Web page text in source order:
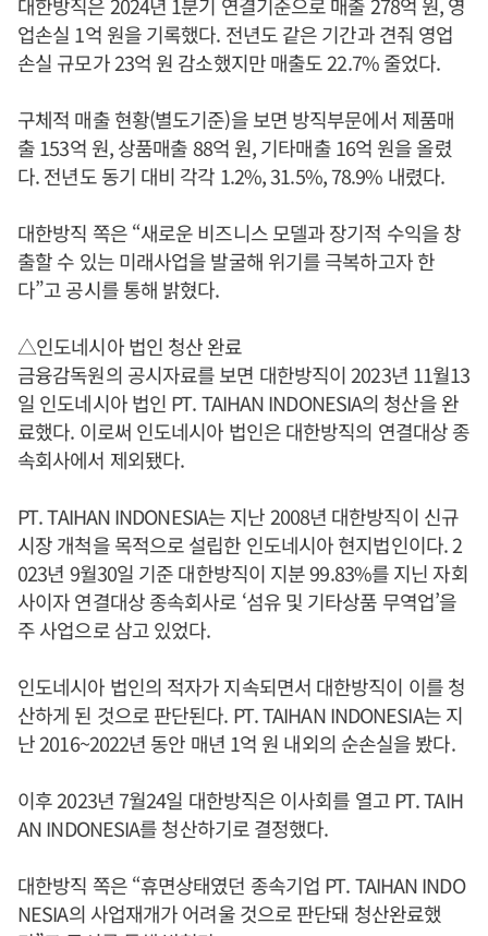
업손실 1억 원을 기록했다. 전년도 같은 기간과 견줘 영업
손실 규모가 23억 원 감소했지만 매출도 22.7% 줄었다.
구체적 매출 현황(별도기준)을 보면 방직부문에서 제품매
출 153억 원, 상품매출 88억 원, 기타매출 16억 원을 올렸
다. 전년도 동기 대비 각각 1.2%, 31.5%, 78.9% 내렸다.
대한방직 쪽은 “새로운 비즈니스 모델과 장기적 수익을 창
출할 수 있는 미래사업을 발굴해 위기를 극복하고자 한
다”고 공시를 통해 밝혔다.
△인도네시아 법인 청산 완료
금융감독원의 공시자료를 보면 대한방직이 2023년 11월13
일 인도네시아 법인 PT. TAIHAN INDONESIA의 청산을 완
료했다. 이로써 인도네시아 법인은 대한방직의 연결대상 종
속회사에서 제외됐다.
PT. TAIHAN INDONESIA는 지난 2008년 대한방직이 신규
시장 개척을 목적으로 설립한 인도네시아 현지법인이다. 2
023년 9월30일 기준 대한방직이 지분 99.83%를 지닌 자회
사이자 연결대상 종속회사로 ‘섬유 및 기타상품 무역업’을
주 사업으로 삼고 있었다.
인도네시아 법인의 적자가 지속되면서 대한방직이 이를 청
산하게 된 것으로 판단된다. PT. TAIHAN INDONESIA는 지
난 2016~2022년 동안 매년 1억 원 내외의 순손실을 봤다.
이후 2023년 7월24일 대한방직은 이사회를 열고 PT. TAIH
AN INDONESIA를 청산하기로 결정했다.
대한방직 쪽은 “휴면상태였던 종속기업 PT. TAIHAN INDO
NESIA의 사업재개가 어려울 것으로 판단돼 청산완료했